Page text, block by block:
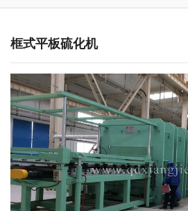
框式平板硫化机